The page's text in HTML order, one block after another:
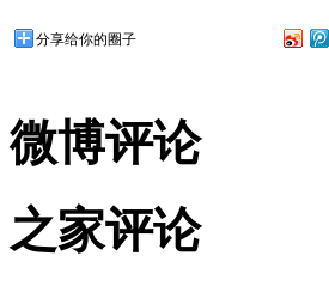
分享给你的圈子
微博评论
之家评论